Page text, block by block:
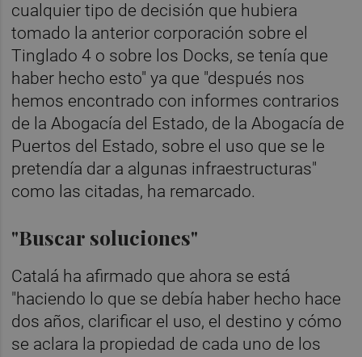
cualquier tipo de decisión que hubiera
tomado la anterior corporación sobre el
Tinglado 4 o sobre los Docks, se tenía que
haber hecho esto" ya que "después nos
hemos encontrado con informes contrarios
de la Abogacía del Estado, de la Abogacía de
Puertos del Estado, sobre el uso que se le
pretendía dar a algunas infraestructuras"
como las citadas, ha remarcado.
"Buscar soluciones"
Catalá ha afirmado que ahora se está
"haciendo lo que se debía haber hecho hace
dos años, clarificar el uso, el destino y cómo
se aclara la propiedad de cada uno de los